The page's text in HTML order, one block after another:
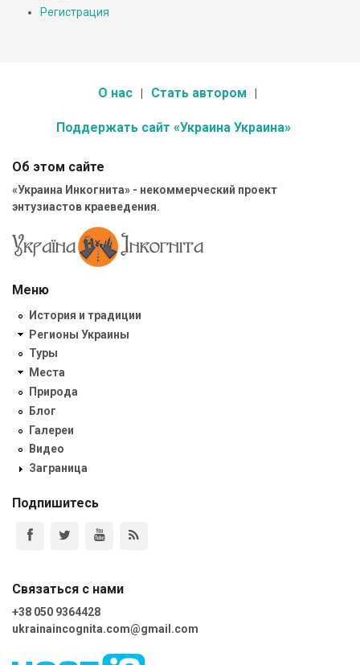
Регистрация
О нас Стать автором
Поддержать сайт «Украина Украина»
Об этом сайте
«Украина Инкогнита» - некоммерческий проект
энтузиастов краеведения.
Меню
История и традиции
Регионы Украины
Туры
Места
Природа
Блог
Галереи
Видео
Заграница
Подпишитесь
Связаться с нами
+38 050 9364428
ukrainaincognita.com@gmail.com